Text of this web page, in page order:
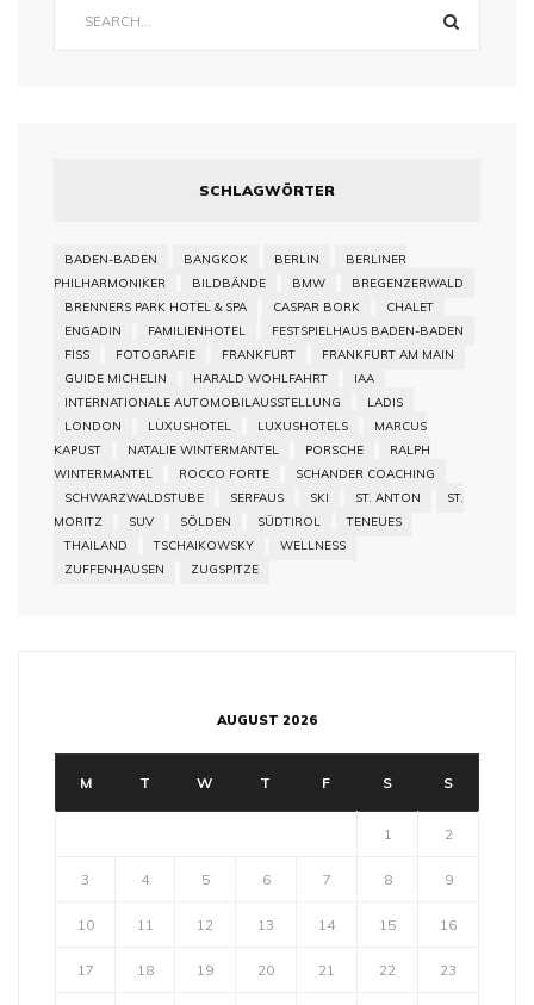
SCHLAGWÖRTER
BADEN-BADEN BANGKOK BERLIN
BERLINER
PHILHARMONIKER
BILDBÄNDE BMW
BREGENZERWALD
BRENNERS PARK HOTEL & SPA
CASPAR BORK
CHALET
ENGADIN
FAMILIENHOTEL
FESTSPIELHAUS BADEN-BADEN
FISS
FOTOGRAFIE FRANKFURT
FRANKFURT AM MAIN
GUIDE MICHELIN
HARALD WOHLFAHRT
IAA
INTERNATIONALE AUTOMOBILAUSSTELLUNG
LADIS
LONDON
LUXUSHOTEL LUXUSHOTELS
MARCUS
KAPUST
NATALIE WINTERMANTEL PORSCHE
RALPH
WINTERMANTEL
ROCCO FORTE
SCHANDER COACHING
SCHWARZWALDSTUBE
SERFAUS SKI ST. ANTON
ST.
MORITZ
SUV SÖLDEN SÜDTIROL
TENEUES
THAILAND
TSCHAIKOWSKY
WELLNESS
ZUFFENHAUSEN
ZUGSPITZE
AUGUST 2026
M T W T F S S
1 2
3 4 5 6 7 8 9
10 11 12 13 14 15 16
17 18 19 20 21 22 23